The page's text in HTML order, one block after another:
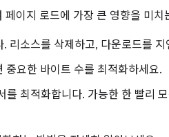
이지 로드에 가장 큰 영향을 미
리소스를 삭제하고, 다운로드를 지
중요한 바이트 수를 최적화하세요.
를 최적화합니다. 가능한 한 빨리